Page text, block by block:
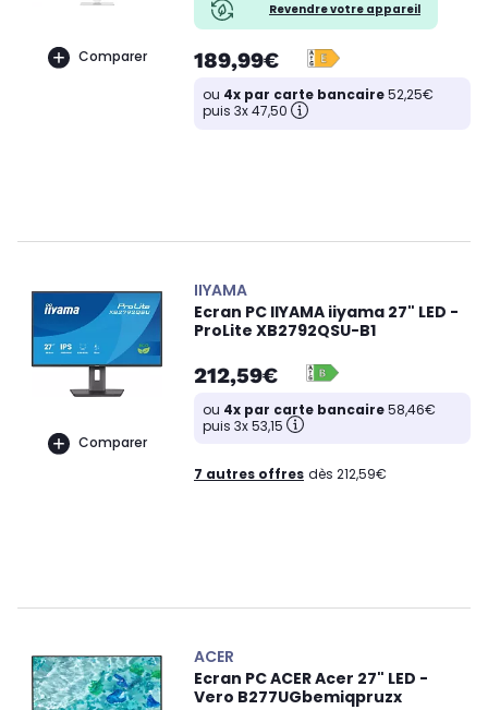
Comparer
Revendre votre appareil
189,99€
ou 4x par carte bancaire52,25€
puis 3x 47,50
Comparer
IIYAMA
Ecran PC IIYAMA iiyama 27" LED -
ProLite XB2792QSU-B1
212,59€
ou 4x par carte bancaire58,46€
puis 3x 53,15
7 autres offres dès 212,59€
ACER
Ecran PC ACER Acer 27" LED -
Vero B277UGbemiqpruzx